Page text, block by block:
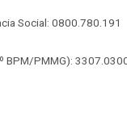
Social: 0800.780.191
BPM/PMMG):